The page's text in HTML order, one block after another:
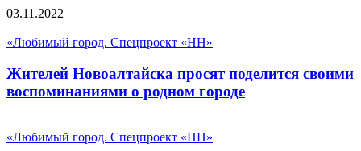
03.11.2022
«Любимый город. Спецпроект «НН»
Жителей Новоалтайска просят поделится своими
воспоминаниями о родном городе
«Любимый город. Спецпроект «НН»